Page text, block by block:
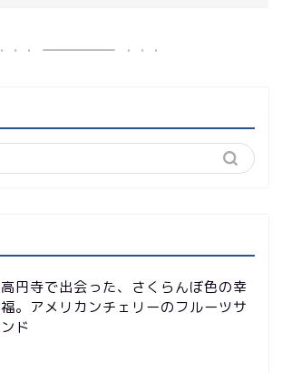
高円寺で出会った、さくらんぼ色の幸
福。アメリカンチェリーのフルーツサ
ンド